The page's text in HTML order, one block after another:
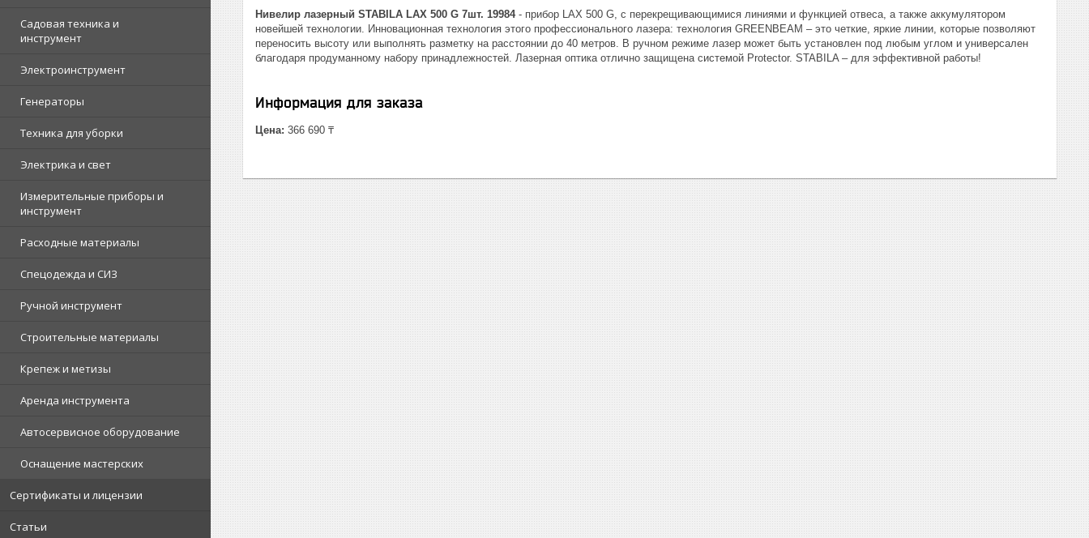
Садовая техника и
инструмент
Электроинструмент
Генераторы
Техника для уборки
Электрика и свет
Измерительные приборы и
инструмент
Расходные материалы
Спецодежда и СИЗ
Ручной инструмент
Строительные материалы
Крепеж и метизы
Аренда инструмента
Автосервисное оборудование
Оснащение мастерских
Сертификаты и лицензии
Статьи
Нивелир лазерный STABILA LAX 500 G 7шт. 19984- прибор LAX 500 G, с перекрещивающимися линиями и функцией отвеса, а также аккумулятором
новейшей технологии. Инновационная технология этого профессионального лазера: технология GREENBEAM – это четкие, яркие линии, которые позволяют
переносить высоту или выполнять разметку на расстоянии до 40 метров. В ручном режиме лазер может быть установлен под любым углом и универсален
благодаря продуманному набору принадлежностей. Лазерная оптика отлично защищена системой Protector. STABILA – для эффективной работы!
Информация для заказа
Цена: 366 690 ₸